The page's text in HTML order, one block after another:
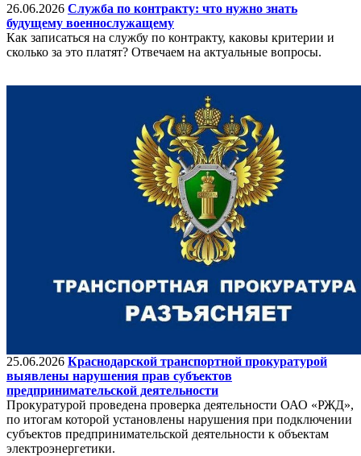
26.06.2026 Служба по контракту: что нужно знать
будущему военнослужащему
Как записаться на службу по контракту, каковы критерии и
сколько за это платят? Отвечаем на актуальные вопросы.
25.06.2026 Краснодарской транспортной прокуратурой
выявлены нарушения прав субъектов
предпринимательской деятельности
Прокуратурой проведена проверка деятельности ОАО «РЖД»,
по итогам которой установлены нарушения при подключении
субъектов предпринимательской деятельности к объектам
электроэнергетики.